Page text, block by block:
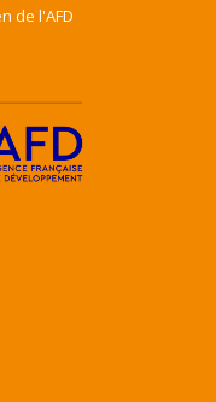
de l'AFD